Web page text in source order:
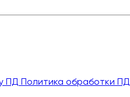
ПД Политика обработки ПД